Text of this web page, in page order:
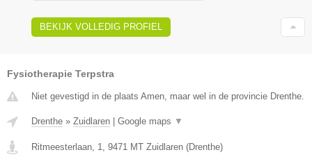
BEKIJK VOLLEDIG PROFIEL
Fysiotherapie Terpstra
Niet gevestigd in de plaats Amen, maar wel in de provincie Drenthe.
Drenthe » Zuidlaren Google maps ▼
Ritmeesterlaan, 1 9471 MT Zuidlaren (Drenthe)